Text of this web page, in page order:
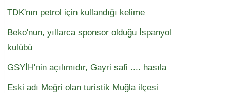
TDK'nın petrol için kullandığı kelime
Beko'nun, yıllarca sponsor olduğu İspanyol
kulübü
GSYİH'nin açılımıdır, Gayri safi .... hasıla
Eski adı Meğri olan turistik Muğla ilçesi